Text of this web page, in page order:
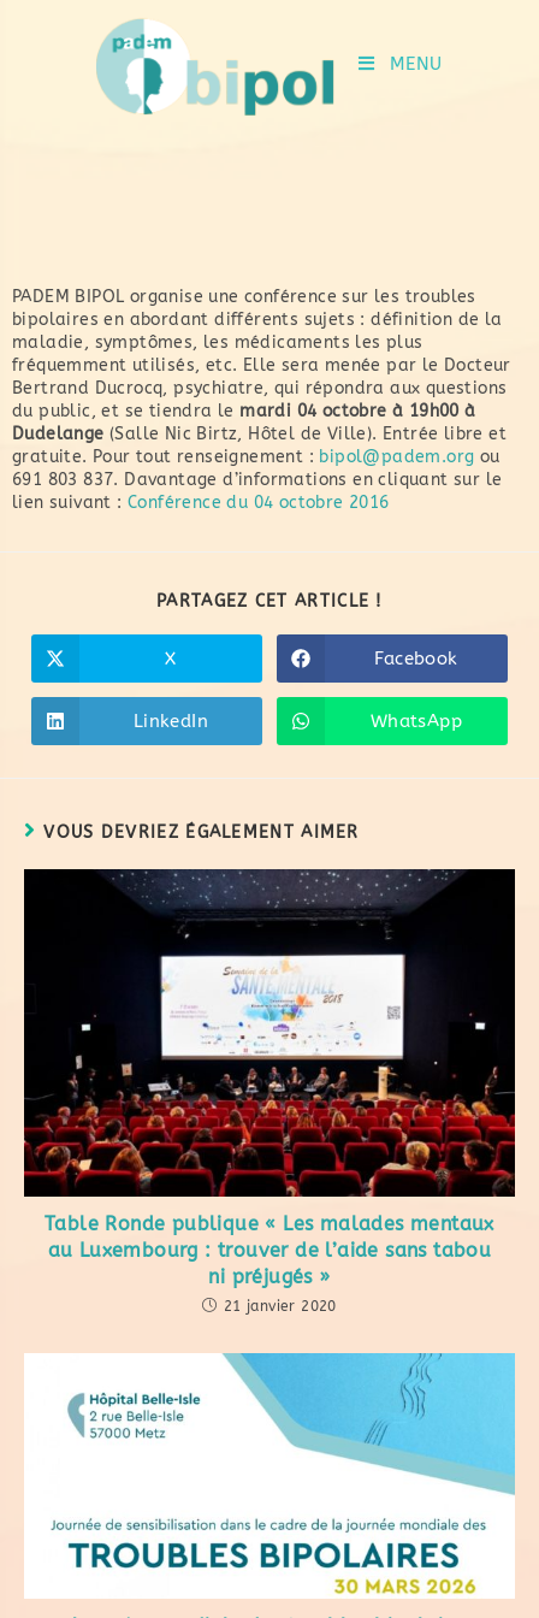
MENU
PADEM BIPOL organise une conférence sur les troubles
bipolaires en abordant différents sujets : définition de la
maladie, symptômes, les médicaments les plus
fréquemment utilisés, etc. Elle sera menée par le Docteur
Bertrand Ducrocq, psychiatre, qui répondra aux questions
du public, et se tiendra le mardi 04 octobre à 19h00 à
Dudelange (Salle Nic Birtz, Hôtel de Ville). Entrée libre et
gratuite. Pour tout renseignement : bipol@padem.org ou
691 803 837. Davantage d’informations en cliquant sur le
lien suivant :Conférence du 04 octobre 2016
PARTAGEZ CET ARTICLE !
X Facebook
LinkedIn WhatsApp
VOUS DEVRIEZ ÉGALEMENT AIMER
Table Ronde publique « Les malades mentaux
au Luxembourg : trouver de l’aide sans tabou
ni préjugés »
21 janvier 2020